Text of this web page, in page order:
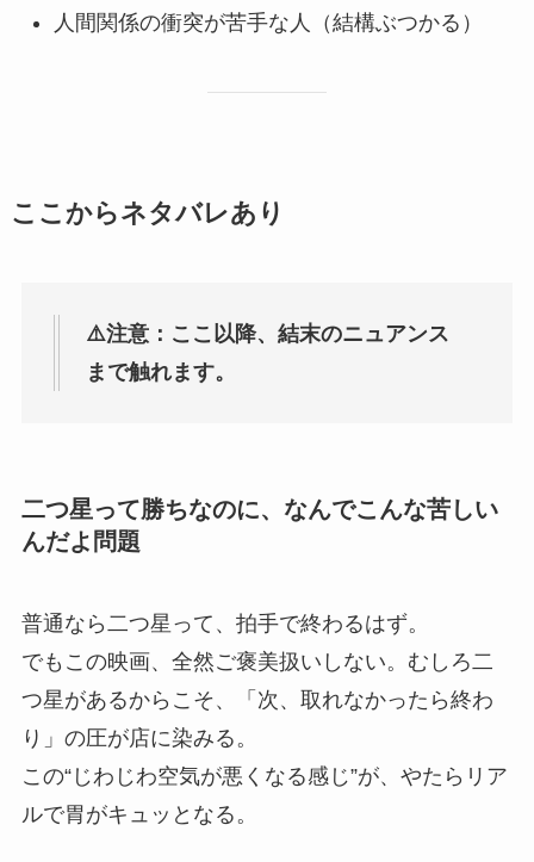
人間関係の衝突が苦手な人（結構ぶつかる）
ここからネタバレあり
⚠️注意：ここ以降、結末のニュアンス
まで触れます。
二つ星って勝ちなのに、なんでこんな苦しい
んだよ問題
普通なら二つ星って、拍手で終わるはず。
でもこの映画、全然ご褒美扱いしない。むしろ二
つ星があるからこそ、「次、取れなかったら終わ
り」の圧が店に染みる。
この“じわじわ空気が悪くなる感じ”が、やたらリア
ルで胃がキュッとなる。